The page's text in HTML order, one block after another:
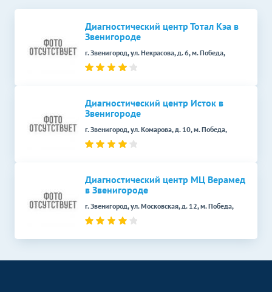
Диагностический центр Тотал Кэа в
Звенигороде
г. Звенигород, ул. Некрасова, д. 6, м. Победа,
Диагностический центр Исток в
Звенигороде
г. Звенигород, ул. Комарова, д. 10, м. Победа,
Диагностический центр МЦ Верамед
в Звенигороде
г. Звенигород, ул. Московская, д. 12, м. Победа,